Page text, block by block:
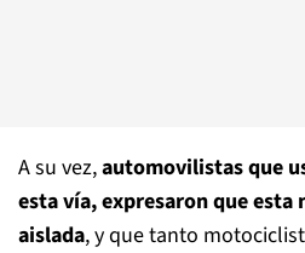
A su vez,automovilistas que
esta vía, expresaron que esta
aislada, y que tanto